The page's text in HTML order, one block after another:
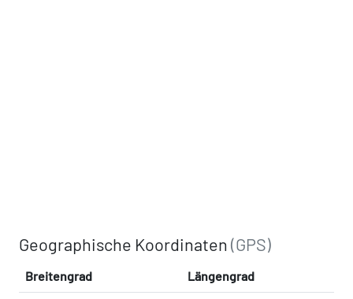
Geographische Koordinaten(GPS)
Breitengrad Längengrad